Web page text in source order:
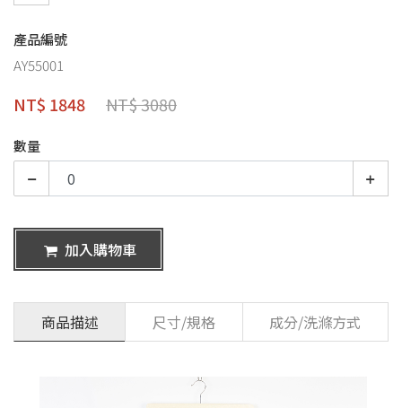
產品編號
AY55001
NT$ 1848 NT$ 3080
數量
加入購物車
商品描述 尺寸/規格 成分/洗滌方式